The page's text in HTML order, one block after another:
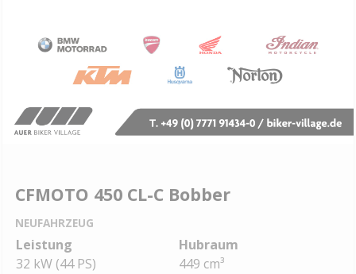
CFMOTO 450 CL-C Bobber
NEUFAHRZEUG
Leistung
32 kW (44 PS)
Hubraum
449 cm³